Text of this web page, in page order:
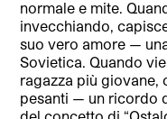
normale e mite.
invecchiando,
suo vero amore —
Sovietica. Quando
ragazza più giovane,
pesanti — un ricordo